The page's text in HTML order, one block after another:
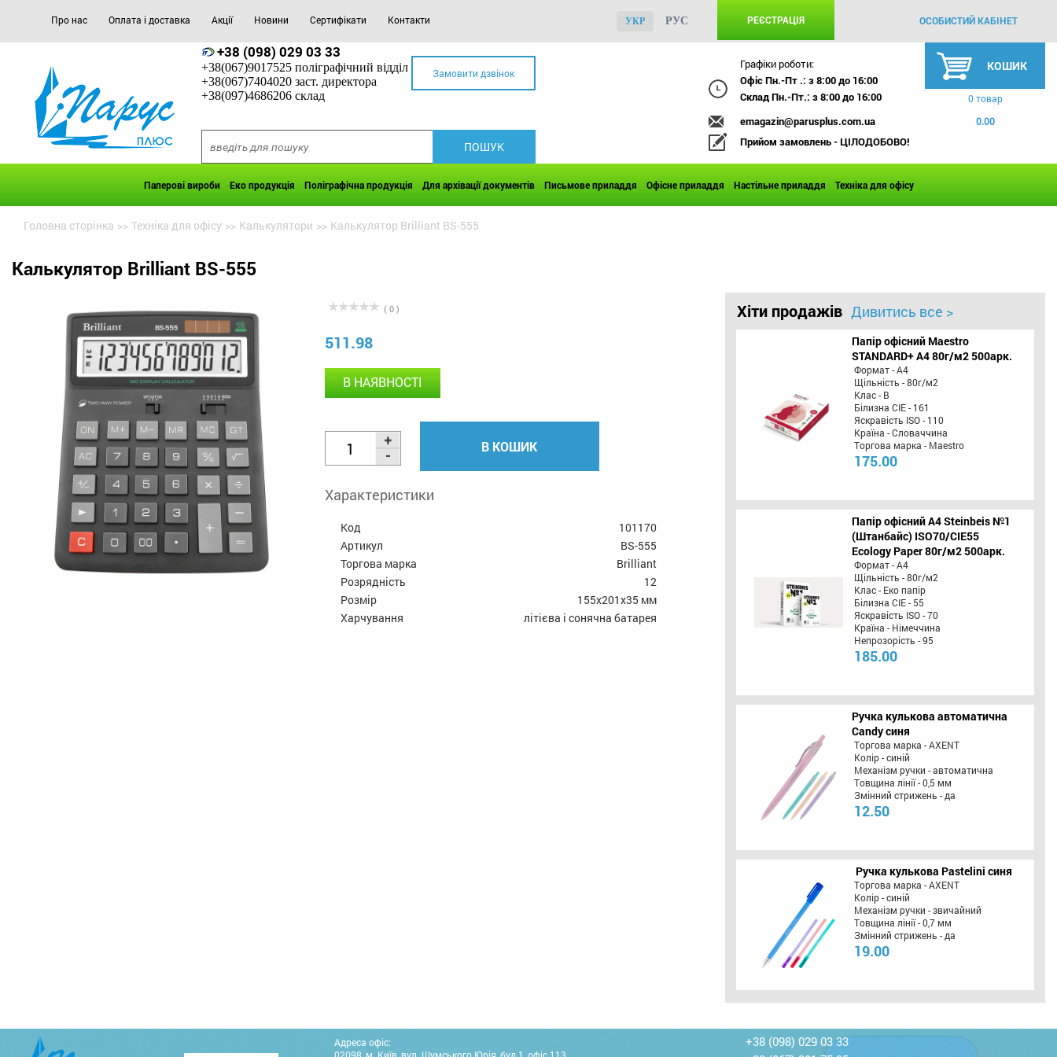
Про нас Оплата і доставка Акції Новини Сертифікати Контакти РЕЄСТРАЦІЯ ОСОБИСТИЙ КАБІНЕТ
УКР РУС
+38 (098) 029 03 33
+38(067)9017525 поліграфічний відділ
+38(067)7404020 заст. директора
+38(097)4686206 склад
Замовити дзвінок
Графіки роботи:
Офіс Пн.-Пт .: з 8:00 до 16:00
Склад Пн.-Пт.: з 8:00 до 16:00
emagazin@parusplus.com.ua
Прийом замовлень - ЦІЛОДОБОВО!
КОШИК
0 товар
0.00
Паперові вироби Еко продукція Поліграфічна продукція Для архівації документів Письмове приладдя Офісне приладдя Настільне приладдя Техніка для офісу
Головна сторінка >> Техніка для офісу >> Калькулятори >> Калькулятор Brilliant BS-555
Калькулятор Brilliant BS-555
( 0 )
511.98
В НАЯВНОСТІ
В КОШИК
Характеристики
Код
101170
Артикул
BS-555
Торгова марка
Brilliant
Розрядність
12
Розмір
155x201x35 мм
Харчування
літієва і сонячна батарея
Хіти продажів Дивитись все >
Папір офісний Maestro
STANDARD+ А4 80г/м2 500арк.
Формат - А4
Щільність - 80г/м2
Клас - B
Білизна CIE - 161
Яскравість ISO - 110
Країна - Словаччина
Торгова марка - Maestro
175.00
Папір офісний A4 Steinbeis №1
(Штанбайс) ISO70/СІЕ55
Ecology Paper 80г/м2 500арк.
Формат - А4
Щільність - 80г/м2
Клас - Еко папір
Білизна CIE - 55
Яскравість ISO - 70
Країна - Німеччина
Непрозорість - 95
185.00
Ручка кулькова автоматична
Candy синя
Торгова марка - AXENT
Колір - синій
Механізм ручки - автоматична
Товщина лінії - 0,5 мм
Змінний стрижень - да
12.50
Ручка кулькова Pastelini синя
Торгова марка - AXENT
Колір - синій
Механізм ручки - звичайний
Товщина лінії - 0,7 мм
Змінний стрижень - да
19.00
Адреса офіс:
+38 (098) 029 03 33